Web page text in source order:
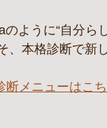
のように“自分ら
、本格診断で新
断メニューはこ